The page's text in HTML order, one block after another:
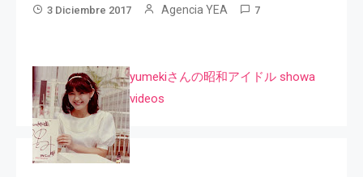
3 Diciembre 2017 Agencia YEA 7
yumekiさんの昭和アイドル showa
videos